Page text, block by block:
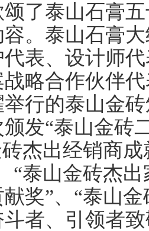
了泰山石膏
。泰山石膏
表、设计师
略合作伙伴
行的泰山金
发“泰山金砖
杰出经销商
“泰山金砖杰
奖”、“泰山
者、引领者